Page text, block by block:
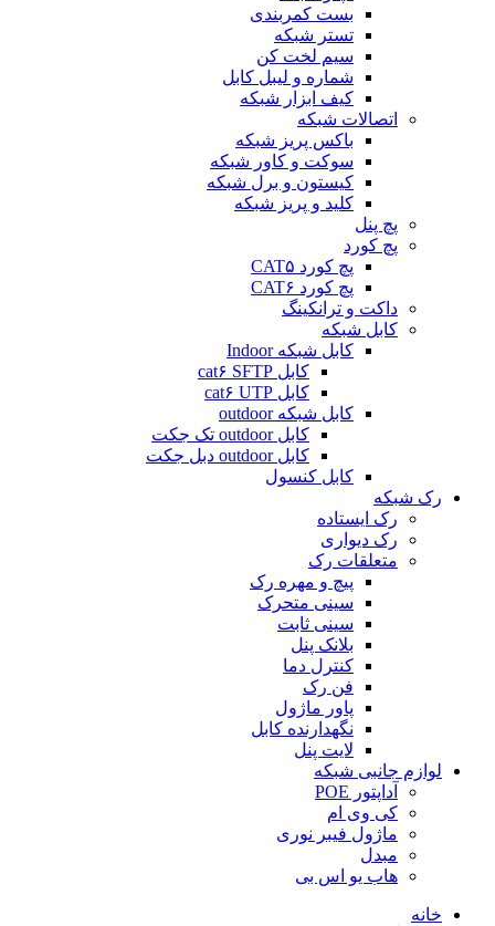
بست کمربندی
تستر شبکه
سیم لخت کن
شماره و لیبل کابل
کیف ابزار شبکه
اتصالات شبکه
باکس پریز شبکه
سوکت و کاور شبکه
کیستون و برل شبکه
کلید و پریز شبکه
پچ پنل
پچ کورد
پچ کورد CAT۵
پچ کورد CAT۶
داکت و ترانکینگ
کابل شبکه
کابل شبکه Indoor
کابل cat۶ SFTP
کابل cat۶ UTP
کابل شبکه outdoor
کابل outdoor تک جکت
کابل outdoor دبل جکت
کابل کنسول
رک شبکه
رک ایستاده
رک دیواری
متعلقات رک
پیچ و مهره رک
سینی متحرک
سینی ثابت
بلانک پنل
کنترل دما
فن رک
پاور ماژول
نگهدارنده کابل
لایت پنل
لوازم جانبی شبکه
آداپتور POE
کی وی ام
ماژول فیبر نوری
مبدل
هاب یو اس بی
خانه